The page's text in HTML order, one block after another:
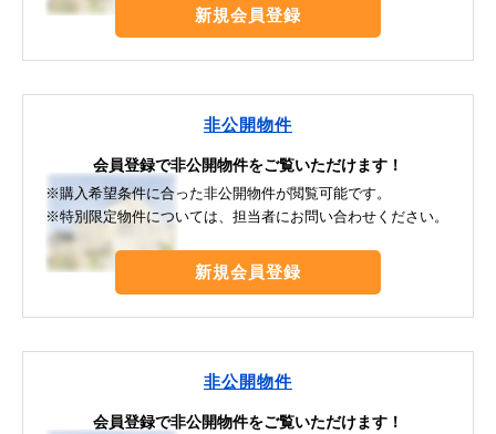
新規会員登録
非公開物件
会員登録で非公開物件をご覧いただけます！
※購入希望条件に合った非公開物件が閲覧可能です。
※特別限定物件については、担当者にお問い合わせください。
新規会員登録
非公開物件
会員登録で非公開物件をご覧いただけます！